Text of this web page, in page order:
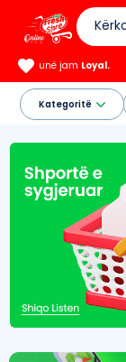
unë jam Loyal.
Kategoritë